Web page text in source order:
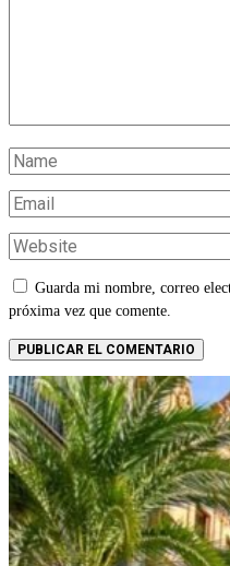
Guarda mi nombre, correo
próxima vez que comente.